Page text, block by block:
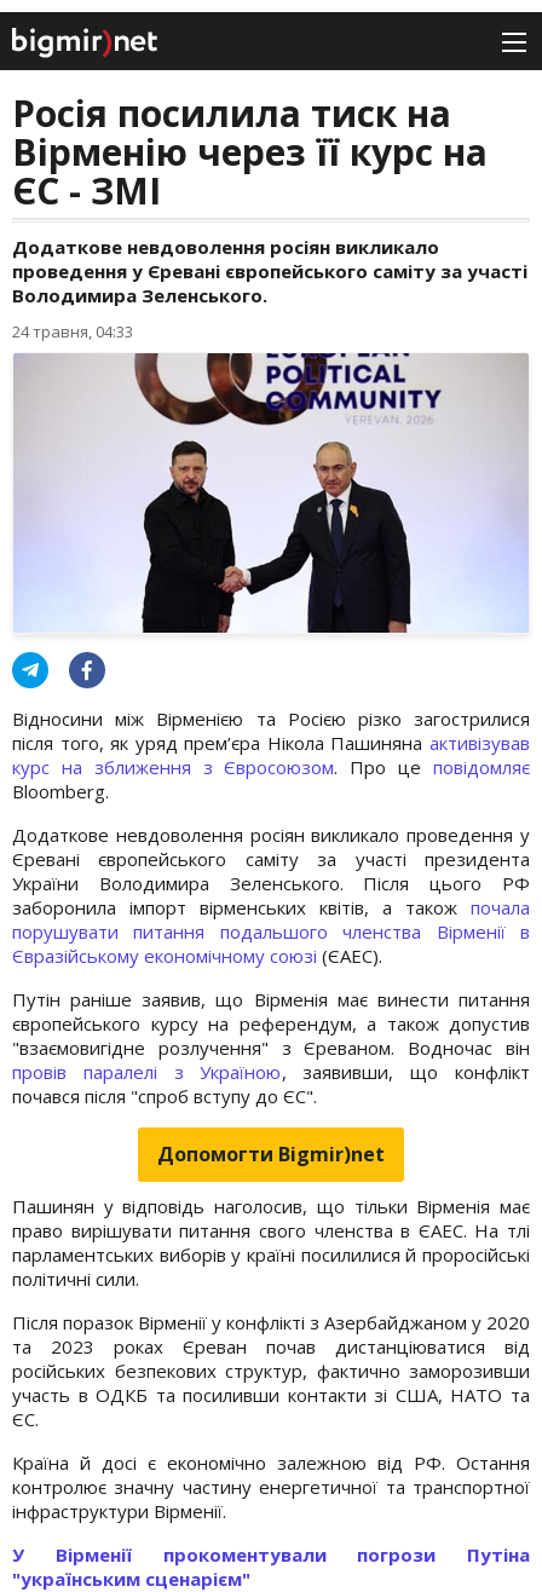
Росія посилила тиск на
Вірменію через її курс на
ЄС - ЗМІ
Додаткове невдоволення росіян викликало
проведення у Єревані європейського саміту за участі
Володимира Зеленського.
24 травня, 04:33
Відносини між Вірменією та Росією різко загострилися
після того, як уряд прем’єра Нікола Пашиняна активізував
курс на зближення з Євросоюзом. Про цеповідомляє
Bloomberg.
Додаткове невдоволення росіян викликало проведення у
Єревані європейського саміту за участі президента
України Володимира Зеленського. Після цього РФ
заборонила імпорт вірменських квітів, а також почала
порушувати питання подальшого членства Вірменії в
Євразійському економічному союзі (ЄАЕС).
Путін раніше заявив, що Вірменія має винести питання
європейського курсу на референдум, а також допустив
"взаємовигідне розлучення" з Єреваном. Водночас він
провів паралелі з Україною, заявивши, що конфлікт
почався після "спроб вступу до ЄС".
Допомогти Bigmir)net
Пашинян у відповідь наголосив, що тільки Вірменія має
право вирішувати питання свого членства в ЄАЕС. На тлі
парламентських виборів у країні посилилися й проросійські
політичні сили.
Після поразок Вірменії у конфлікті з Азербайджаном у 2020
та 2023 роках Єреван почав дистанціюватися від
російських безпекових структур, фактично заморозивши
участь в ОДКБ та посиливши контакти зі США, НАТО та
ЄС.
Країна й досі є економічно залежною від РФ. Остання
контролює значну частину енергетичної та транспортної
інфраструктури Вірменії.
У Вірменії прокоментували погрози Путіна
"українським сценарієм"